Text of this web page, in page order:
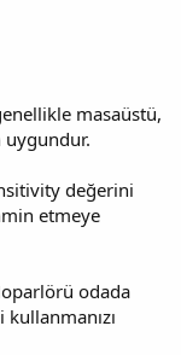
masaüstü,
uygundur.
değerini
etmeye
odada